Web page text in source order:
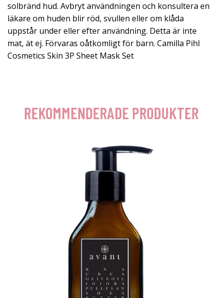
solbränd hud. Avbryt användningen och konsultera en
läkare om huden blir röd, svullen eller om klåda
uppstår under eller efter användning. Detta är inte
mat, ät ej. Förvaras oåtkomligt för barn. Camilla Pihl
Cosmetics Skin 3P Sheet Mask Set
REKOMMENDERADE PRODUKTER